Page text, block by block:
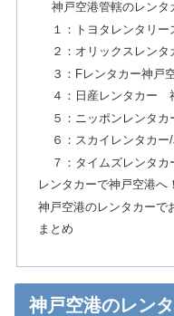
神戸空港管轄のレンタ
１：トヨタレンタリ
２：オリックスレン
３：Fレンタカー神戸
４：日産レンタカー
５：ニッポンレンタ
６：スカイレンタカ
７：タイムズレンタ
レンタカーで神戸空港へ
神戸空港のレンタカーで
まとめ
神戸空港のレン